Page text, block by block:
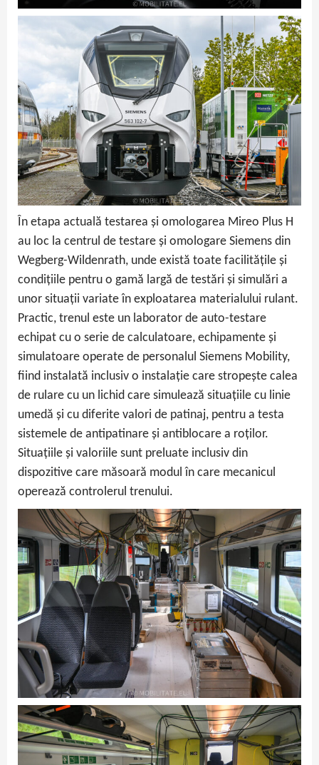
În etapa actuală testarea și omologarea Mireo Plus H
au loc la centrul de testare și omologare Siemens din
Wegberg-Wildenrath, unde există toate facilitățile și
condițiile pentru o gamă largă de testări și simulări a
unor situații variate în exploatarea materialului rulant.
Practic, trenul este un laborator de auto-testare
echipat cu o serie de calculatoare, echipamente și
simulatoare operate de personalul Siemens Mobility,
fiind instalată inclusiv o instalație care stropește calea
de rulare cu un lichid care simulează situațiile cu linie
umedă și cu diferite valori de patinaj, pentru a testa
sistemele de antipatinare și antiblocare a roților.
Situațiile și valoriile sunt preluate inclusiv din
dispozitive care măsoară modul în care mecanicul
operează controlerul trenului.